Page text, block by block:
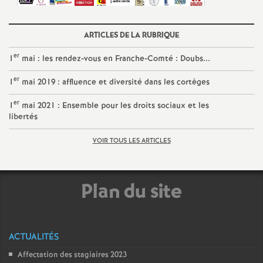
ARTICLES DE LA RUBRIQUE
1er mai : les rendez-vous en Franche-Comté : Doubs...
1er mai 2019 : affluence et diversité dans les cortèges
1er mai 2021 : Ensemble pour les droits sociaux et les
libertés
VOIR TOUS LES ARTICLES
Plan du site
ACTUALITÉS
Affectation des stagiaires 2023